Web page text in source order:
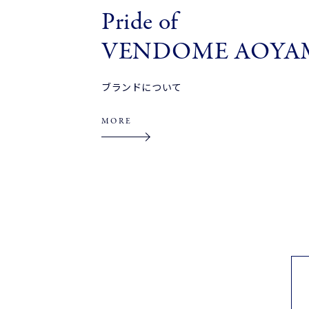
Pride of
VENDOME
ブランドについて
MORE